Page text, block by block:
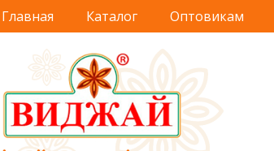
Главная Каталог Оптовикам